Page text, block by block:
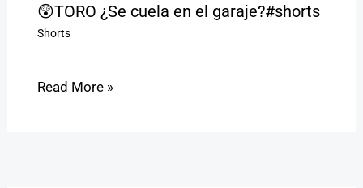
😲TORO ¿Se cuela en el garaje?#shorts
Shorts
Read More »